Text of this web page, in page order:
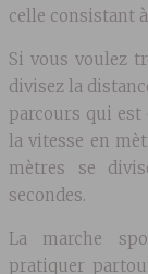
celle consistant
Si vous voulez
divisez la
parcours qui est
la vitesse en
mètres se
secondes.
La marche
pratiquer